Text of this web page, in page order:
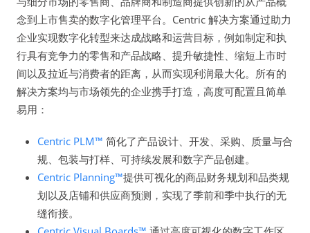
念到上市售卖的数字化管理平台。Centric 解决方案通过助力
企业实现数字化转型来达成战略和运营目标，例如制定和执
行具有竞争力的零售和产品战略、提升敏捷性、缩短上市时
间以及拉近与消费者的距离，从而实现利润最大化。所有的
解决方案均与市场领先的企业携手打造，高度可配置且简单
易用：
Centric PLM™ 简化了产品设计、开发、采购、质量与合
规、包装与打样、可持续发展和数字产品创建。
Centric Planning™提供可视化的商品财务规划和品类规
划以及店铺和供应商预测，实现了季前和季中执行的无
缝衔接。